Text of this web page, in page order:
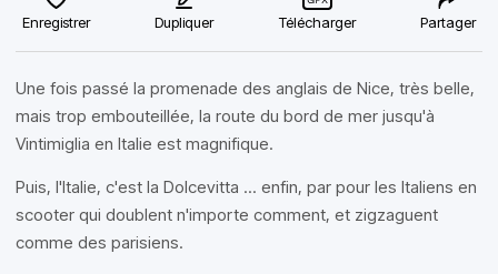
Enregistrer Dupliquer Télécharger Partager
Une fois passé la promenade des anglais de Nice, très belle,
mais trop embouteillée, la route du bord de mer jusqu'à
Vintimiglia en Italie est magnifique.
Puis, l'Italie, c'est la Dolcevitta ... enfin, par pour les Italiens en
scooter qui doublent n'importe comment, et zigzaguent
comme des parisiens.